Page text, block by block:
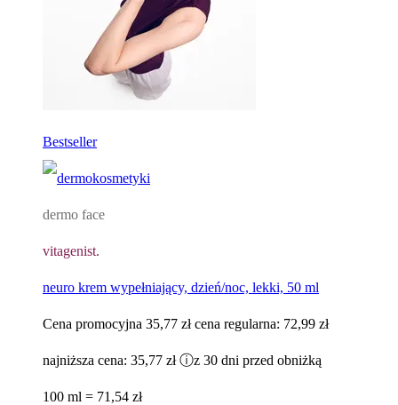
Bestseller
dermo face
vitagenist.
neuro krem wypełniający, dzień/noc, lekki, 50 ml
Cena promocyjna 35,77 zł cena regularna: 72,99 zł
najniższa cena: 35,77 zł ⓘz 30 dni przed obniżką
100 ml = 71,54 zł